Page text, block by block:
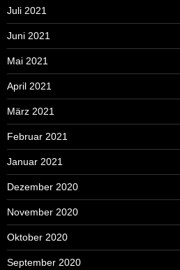
Juli 2021
Juni 2021
Mai 2021
April 2021
März 2021
Februar 2021
Januar 2021
Dezember 2020
November 2020
Oktober 2020
September 2020